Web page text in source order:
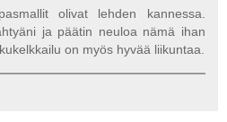
olivat lehden kannessa.
ja päätin neuloa nämä ihan
on myös hyvää liikuntaa.